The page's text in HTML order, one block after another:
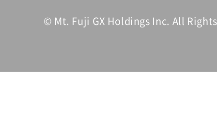
© Mt. Fuji GX Holdings Inc. All